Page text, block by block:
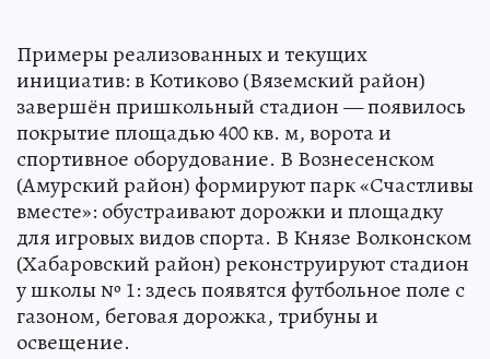
Примеры реализованных и текущих
инициатив: в Котиково (Вяземский район)
завершён пришкольный стадион — появилось
покрытие площадью 400 кв. м, ворота и
спортивное оборудование. В Вознесенском
(Амурский район) формируют парк «Счастливы
вместе»: обустраивают дорожки и площадку
для игровых видов спорта. В Князе Волконском
(Хабаровский район) реконструируют стадион
у школы № 1: здесь появятся футбольное поле с
газоном, беговая дорожка, трибуны и
освещение.